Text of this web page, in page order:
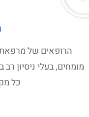
הרופאים של
מומחים, בעלי ניסיון
כל